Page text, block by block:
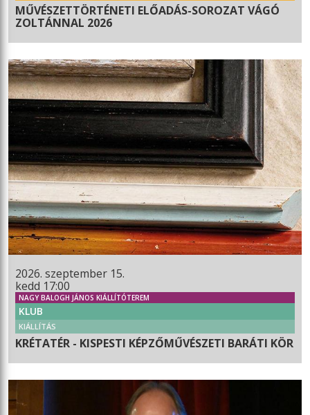
MŰVÉSZETTÖRTÉNETI ELŐADÁS-SOROZAT VÁGÓ
ZOLTÁNNAL 2026
2026. szeptember 15.
kedd 17:00
NAGY BALOGH JÁNOS KIÁLLÍTÓTEREM
KLUB
KIÁLLÍTÁS
KRÉTATÉR - KISPESTI KÉPZŐMŰVÉSZETI BARÁTI KÖR